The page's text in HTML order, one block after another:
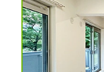
丁寧に汲み取ってくだ
共が納得するまで何度
し、予定どおりの期間
た。お蔭さまで、家族